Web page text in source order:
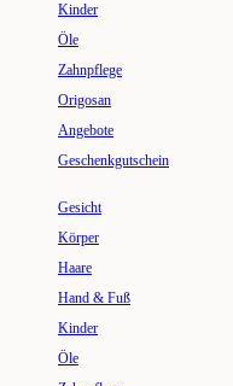
Kinder
Öle
Zahnpflege
Origosan
Angebote
Geschenkgutschein
Gesicht
Körper
Haare
Hand & Fuß
Kinder
Öle